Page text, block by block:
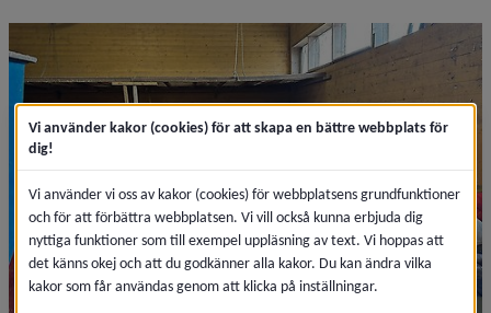
Vi använder kakor (cookies) för att skapa en bättre webbplats för
dig!
Vi använder vi oss av kakor (cookies) för webbplatsens grundfunktioner
och för att förbättra webbplatsen. Vi vill också kunna erbjuda dig
nyttiga funktioner som till exempel uppläsning av text. Vi hoppas att
det känns okej och att du godkänner alla kakor. Du kan ändra vilka
kakor som får användas genom att klicka på inställningar.